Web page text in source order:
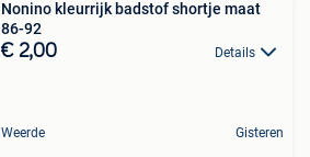
Nonino kleurrijk badstof shortje maat
86-92
€ 2,00 Details
Weerde Gisteren